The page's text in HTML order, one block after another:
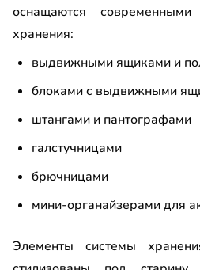
оснащаются
хранения:
выдвижными ящиками и
блоками с выдвижными
штангами и пантографами
галстучницами
брючницами
мини-органайзерами для
Элементы системы